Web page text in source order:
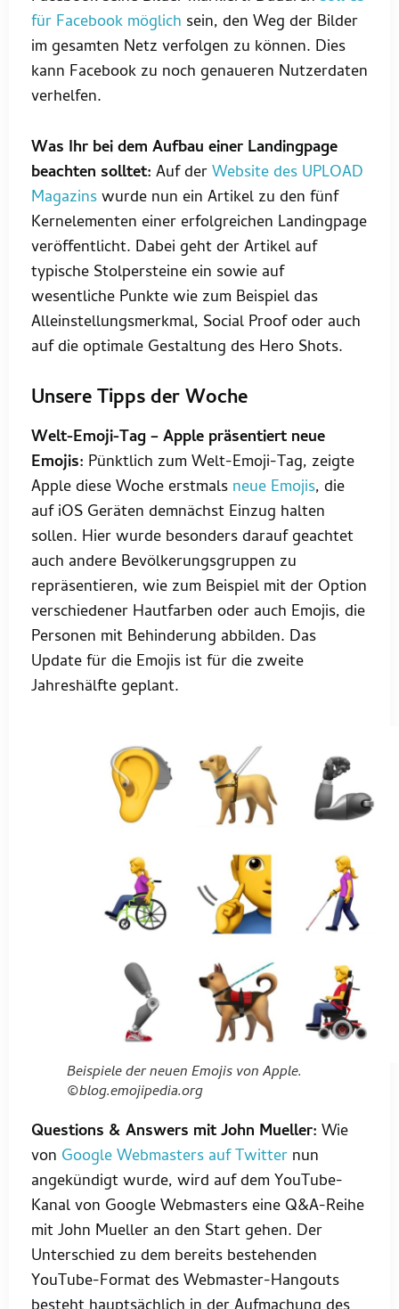
für Facebook möglich sein, den Weg der Bilder
im gesamten Netz verfolgen zu können. Dies
kann Facebook zu noch genaueren Nutzerdaten
verhelfen.
Was Ihr bei dem Aufbau einer Landingpage
beachten solltet: Auf derWebsite des UPLOAD
Magazinswurde nun ein Artikel zu den fünf
Kernelementen einer erfolgreichen Landingpage
veröffentlicht. Dabei geht der Artikel auf
typische Stolpersteine ein sowie auf
wesentliche Punkte wie zum Beispiel das
Alleinstellungsmerkmal, Social Proof oder auch
auf die optimale Gestaltung des Hero Shots.
Unsere Tipps der Woche
Welt-Emoji-Tag – Apple präsentiert neue
Emojis: Pünktlich zum Welt-Emoji-Tag, zeigte
Apple diese Woche erstmals neue Emojis, die
auf iOS Geräten demnächst Einzug halten
sollen. Hier wurde besonders darauf geachtet
auch andere Bevölkerungsgruppen zu
repräsentieren, wie zum Beispiel mit der Option
verschiedener Hautfarben oder auch Emojis, die
Personen mit Behinderung abbilden. Das
Update für die Emojis ist für die zweite
Jahreshälfte geplant.
Beispiele der neuen Emojis von Apple.
©blog.emojipedia.org
Questions & Answers mit John Mueller: Wie
von Google Webmasters auf Twitter nun
angekündigt wurde, wird auf dem YouTube-
Kanal von Google Webmasters eine Q&A-Reihe
mit John Mueller an den Start gehen. Der
Unterschied zu dem bereits bestehenden
YouTube-Format des Webmaster-Hangouts